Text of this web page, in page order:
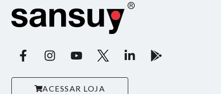
ACESSAR LOJA